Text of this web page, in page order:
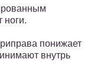
ноги.
понижает
внутрь